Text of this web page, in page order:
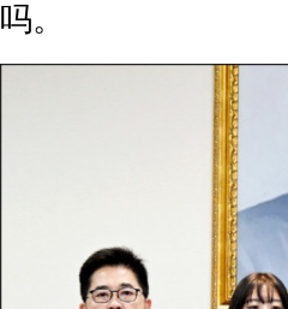
吗。